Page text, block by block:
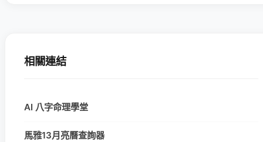
相關連結
AI 八字命理學堂
馬雅13月亮曆查詢器